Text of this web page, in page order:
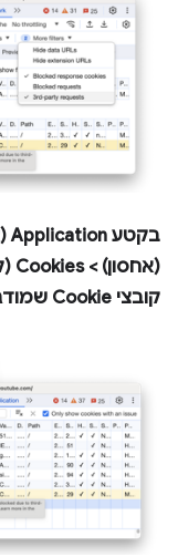
בקטע Application
(אחסון) >Cookies
קובצי Cookie שמודגשים בצהוב לא נשמרים בדפדפן.